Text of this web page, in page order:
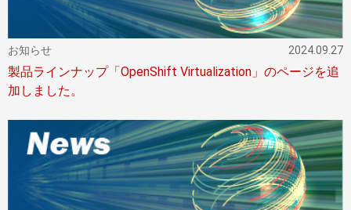
お知らせ 2024.09.27
製品ラインナップ「OpenShift Virtualization」のページを追
加しました。